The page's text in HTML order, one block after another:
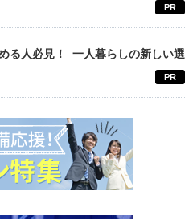
PR
る人必見！ 一人暮らしの新しい選
PR